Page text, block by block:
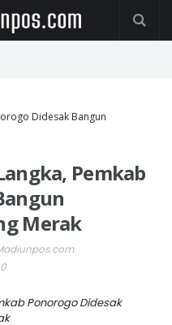
Didesak Bangun
Pemkab
Merak
0